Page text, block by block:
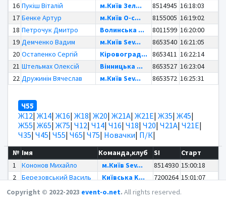
16 Пукіш Віталій м.Київ Зел... 8514945 16:18:03
17 Бенке Артур м.Київ O-c... 8155005 16:19:02
18 Петрочук Дмитро Волинська ... 8011599 16:20:00
19 Демченко Вадим м.Київ Sev... 8653540 16:21:05
20 Остапенко Сергій Кіровоград... 8653411 16:22:14
21 Штельмах Олексій Вінницька ... 8653527 16:23:04
22 Дружинін Вячеслав м.Київ Sev... 8653572 16:25:31
Ч55
Ж12| Ж14| Ж16| Ж18| Ж20| Ж21А| Ж21Е| Ж35| Ж45|
Ж55| Ж65| Ж75| Ч12| Ч14| Ч16| Ч18| Ч20| Ч21А| Ч21Е|
Ч35| Ч45| Ч55| Ч65| Ч75| Новачки| П/К|
№ Імя Команда,клуб SI
Старт
1
Кононов Михайло м.Київ Sev... 8514930 15:00:18
2
Березовський Василь Київська K... 7200264 15:01:07
3
Танцюра Валерій м.Київ Зел... 8507930
Copyright © 2022-2023 event-o.net. All rights reserved.